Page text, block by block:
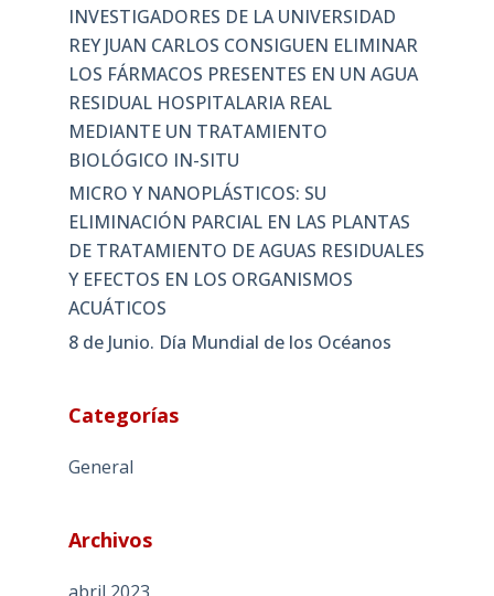
INVESTIGADORES DE LA UNIVERSIDAD
REY JUAN CARLOS CONSIGUEN ELIMINAR
LOS FÁRMACOS PRESENTES EN UN AGUA
RESIDUAL HOSPITALARIA REAL
MEDIANTE UN TRATAMIENTO
BIOLÓGICO IN-SITU
MICRO Y NANOPLÁSTICOS: SU
ELIMINACIÓN PARCIAL EN LAS PLANTAS
DE TRATAMIENTO DE AGUAS RESIDUALES
Y EFECTOS EN LOS ORGANISMOS
ACUÁTICOS
8 de Junio. Día Mundial de los Océanos
Categorías
General
Archivos